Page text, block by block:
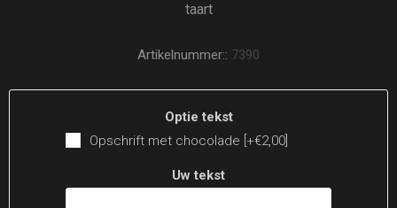
taart
Artikelnummer:: 7390
Optie tekst
Opschrift met chocolade [+€2,00]
Uw tekst